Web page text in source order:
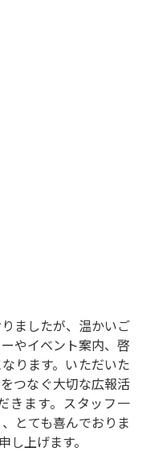
ましたが、温かいご
やイベント案内、啓
ります。いただいた
つなぐ大切な広報活
きます。スタッフ一
とても喜んでおりま
上げます。